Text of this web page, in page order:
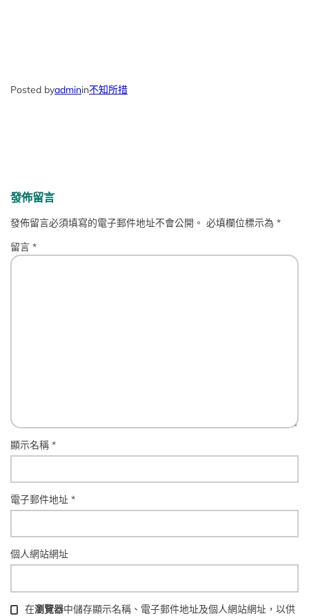
Posted byadminin不知所措
發佈留言
發佈留言必須填寫的電子郵件地址不會公開。 必填欄位標示為*
留言*
顯示名稱*
電子郵件地址*
個人網站網址
在瀏覽器中儲存顯示名稱、電子郵件地址及個人網站網址，以供